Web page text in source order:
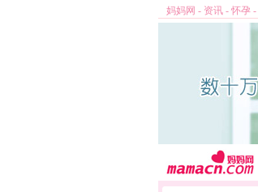
妈妈网 - 资讯 - 怀孕 -